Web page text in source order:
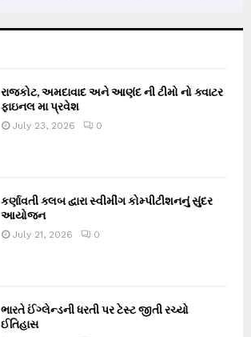
રાજકોટ, અમદાવાદ અને આણંદ ની ટીમો નો ક્વાટર
ફાઇનલ મા પ્રવેશ
July 23, 2026 0
કર્ણાવતી ક્લબ દ્વારા સ્વીમીંગ કોમ્પીટીશનનું સુંદર
આયોજન
July 21, 2026 0
ભારતે ઈંગ્લેન્ડની ધરતી પર ટેસ્ટ જીતી રચ્યો
ઈતિહાસ